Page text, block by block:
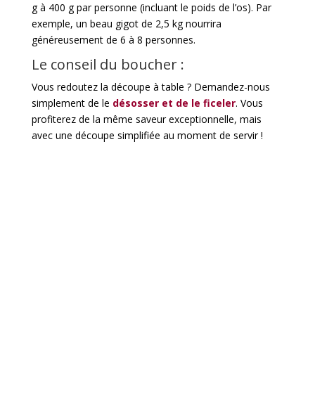
g à 400 g par personne (incluant le poids de l’os). Par
exemple, un beau gigot de 2,5 kg nourrira
généreusement de 6 à 8 personnes.
Le conseil du boucher :
Vous redoutez la découpe à table ? Demandez-nous
simplement de le désosser et de le ficeler. Vous
profiterez de la même saveur exceptionnelle, mais
avec une découpe simplifiée au moment de servir !